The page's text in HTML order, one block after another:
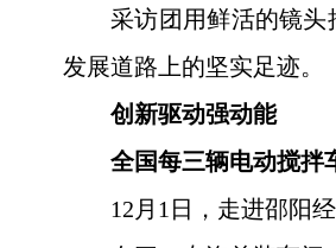
采访团用鲜活的镜
发展道路上的坚实足迹。
创新驱动强动能
全国每三辆电动搅拌
12月1日，走进邵阳